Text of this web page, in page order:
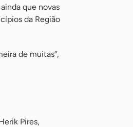
que novas
da Região
de muitas”,
Pires,